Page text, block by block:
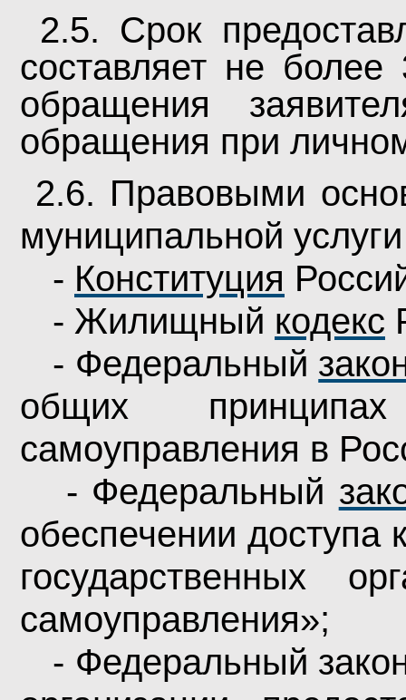
2.5. Срок
составляет не
обращения
обращения при
2.6. Правовыми
муниципальной
- Конституция
- Жилищный кодекс
- Федеральный
общих
самоуправления в
- Федеральный
обеспечении доступа
государственных
самоуправления»;
- Федеральный